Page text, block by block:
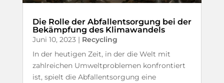
Die Rolle der Abfallentsorgung bei der
Bekämpfung des Klimawandels
Juni 10, 2023| Recycling
In der heutigen Zeit, in der die Welt mit
zahlreichen Umweltproblemen konfrontiert
ist, spielt die Abfallentsorgung eine